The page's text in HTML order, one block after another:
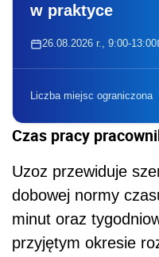
w praktyce
26.08.2026 r., 9:00-13:00
Liczba miejsc ograniczona
Czas pracy
Uzoz przewiduje
dobowej normy
minut oraz
przyjętym okresie